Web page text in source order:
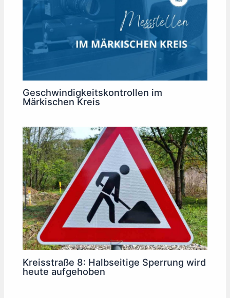
Geschwindigkeitskontrollen im
Märkischen Kreis
Kreisstraße 8: Halbseitige Sperrung wird
heute aufgehoben